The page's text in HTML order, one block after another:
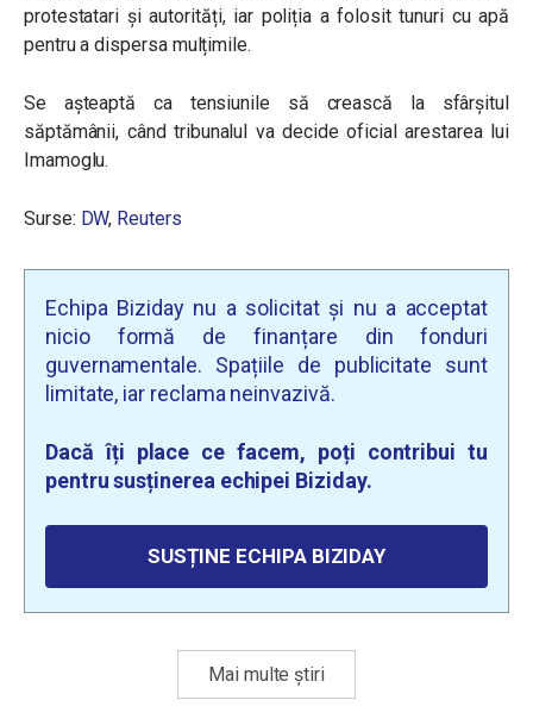
protestatari și autorități, iar poliția a folosit tunuri cu apă
pentru a dispersa mulțimile.
Se așteaptă ca tensiunile să crească la sfârșitul
săptămânii, când tribunalul va decide oficial arestarea lui
Imamoglu.
Surse: DW, Reuters
Echipa Biziday nu a solicitat și nu a acceptat
nicio formă de finanțare din fonduri
guvernamentale. Spațiile de publicitate sunt
limitate, iar reclama neinvazivă.
Dacă îți place ce facem, poți contribui tu
pentru susținerea echipei Biziday.
SUSȚINE ECHIPA BIZIDAY
Mai multe știri